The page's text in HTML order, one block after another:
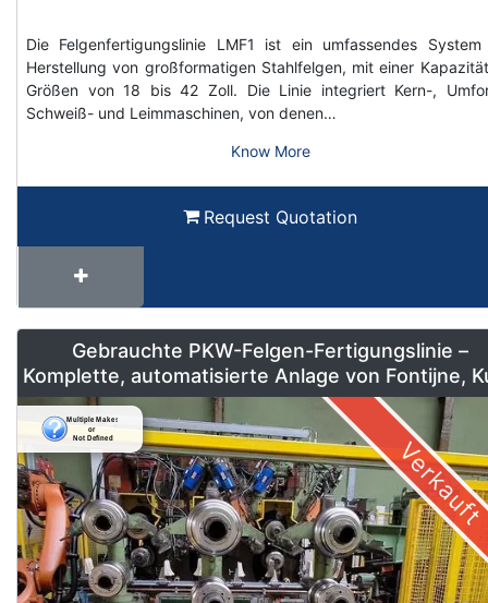
Die Felgenfertigungslinie LMF1 ist ein umfassendes
Herstellung von großformatigen Stahlfelgen, mit einer
Größen von 18 bis 42 Zoll. Die Linie integriert Kern-,
Schweiß- und Leimmaschinen, von denen…
Know More
Request Quotation
Gebrauchte PKW-Felgen-Fertigungslinie –
Komplette, automatisierte Anlage von Fontijne,
& Georg
Verkauft